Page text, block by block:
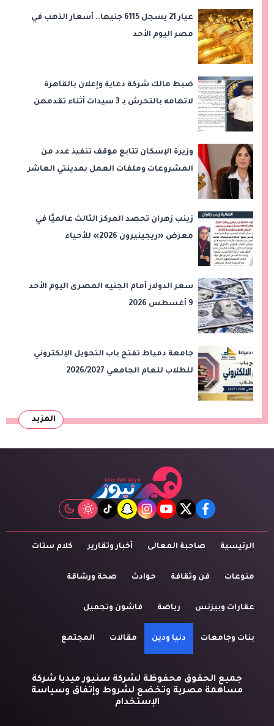
عيار 21 يسجل 6115 جنيها.. أسعار الذهب في
مصر اليوم الأحد
ضبط مالك شركة دعاية وإعلان بالقاهرة
لاتهامه بالتحرش بـ 3 سيدات أثناء تقدمهن
وزيرة الإسكان تتابع موقف تنفيذ عدد من
المشروعات وملفات العمل بمدينتي العاشر
زينب زهران تحصد المركز الثالث عالميًا في
معرض «ريجينيرون 2026» للأحياء
سعر الدولار أمام الجنيه المصرى اليوم الأحد
9 أغسطس 2026
جامعة دمياط تفتح باب التحويل الإلكتروني
للطلاب للعام الجامعي 2026/2027
المزيد
facebook
twitter
youtube
instagram
snapchat
tiktok
الرئيسية صاحبة المعالى أخبار وتقارير كلام ستات
منوعات فن وثقافة حوادث صحة ورشاقة
عقارات وبيزنس رياضة فاشون وتجميل
بنات وجامعات دنيا ودين مقالات المجتمع
جميع الحقوق محفوظة لشركة سنيور ميديا شركة
مساهمة مصرية وتخضع لشروط وإتفاق وسياسة
الإستخدام